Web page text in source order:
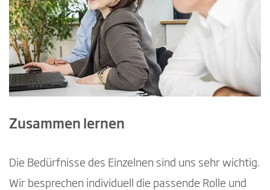
Zusammen lernen
Die Bedürfnisse des Einzelnen sind uns sehr wichtig.
Wir besprechen individuell die passende Rolle und